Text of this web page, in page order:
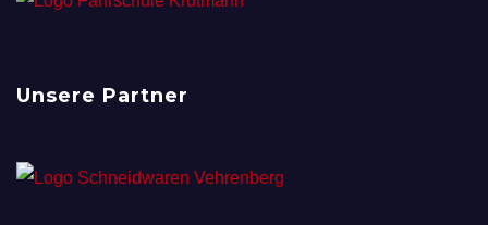
Unsere Partner